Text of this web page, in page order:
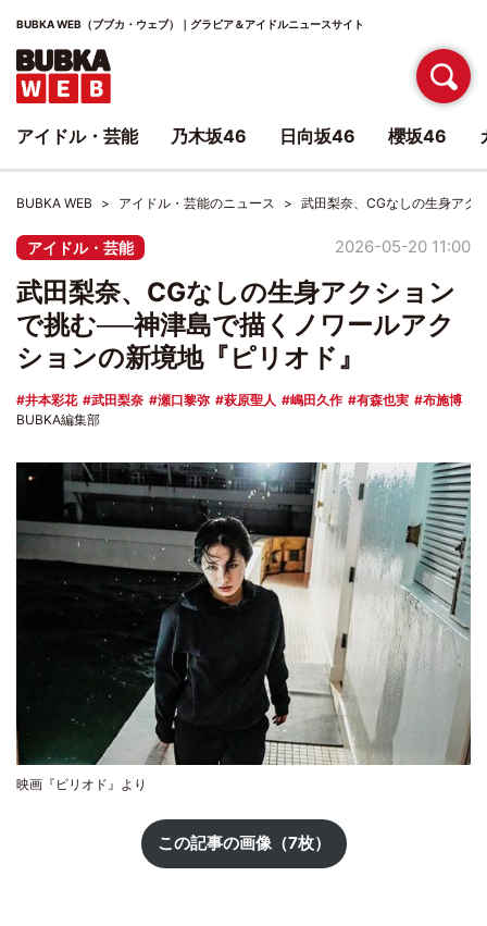
BUBKA WEB（ブブカ・ウェブ）｜グラビア＆アイドルニュースサイト
BUBKA WEB アイドル・芸能のニュース 武田梨奈、CGなしの生身アク
アイドル・芸能 2026-05-20 11:00
武田梨奈、CGなしの生身アクション
で挑む──神津島で描くノワールアク
ションの新境地『ピリオド』
井本彩花 武田梨奈 瀬口黎弥 萩原聖人 嶋田久作 有森也実
布施博
BUBKA編集部
映画『ピリオド』より
この記事の画像（7枚）
アイドル・芸能 乃木坂46 日向坂46 櫻坂46